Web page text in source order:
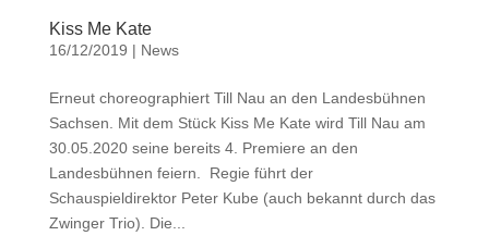
Kiss Me Kate
16/12/2019 | News
Erneut choreographiert Till Nau an den Landesbühnen
Sachsen. Mit dem Stück Kiss Me Kate wird Till Nau am
30.05.2020 seine bereits 4. Premiere an den
Landesbühnen feiern. Regie führt der
Schauspieldirektor Peter Kube (auch bekannt durch das
Zwinger Trio). Die...